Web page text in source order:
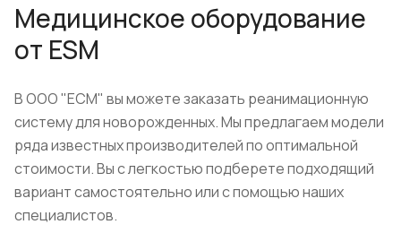
Медицинское оборудование
от ESM
В ООО "ЕСМ" вы можете заказать реанимационную
систему для новорожденных. Мы предлагаем модели
ряда известных производителей по оптимальной
стоимости. Вы с легкостью подберете подходящий
вариант самостоятельно или с помощью наших
специалистов.